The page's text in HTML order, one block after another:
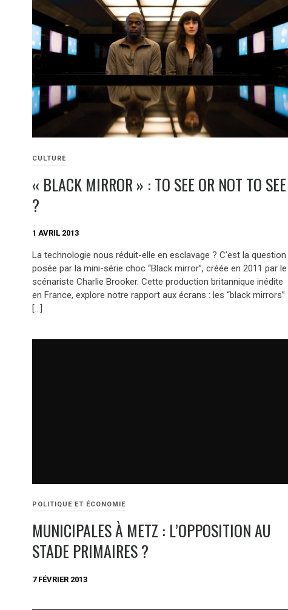
CULTURE
« BLACK MIRROR » : TO SEE OR NOT TO SEE
?
1 AVRIL 2013
La technologie nous réduit-elle en esclavage ? C’est la question
posée par la mini-série choc “Black mirror”, créée en 2011 par le
scénariste Charlie Brooker. Cette production britannique inédite
en France, explore notre rapport aux écrans : les “black mirrors”
[…]
POLITIQUE ET ÉCONOMIE
MUNICIPALES À METZ : L’OPPOSITION AU
STADE PRIMAIRES ?
7 FÉVRIER 2013